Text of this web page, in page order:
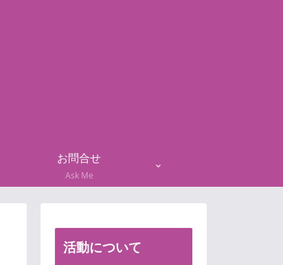
お問合せ
Ask Me
活動について